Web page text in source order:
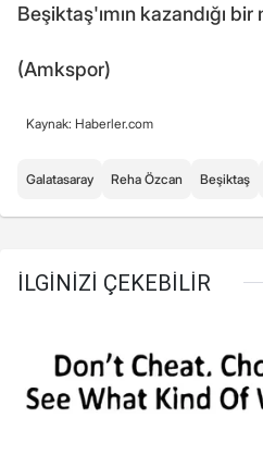
Beşiktaş'ımın kazandığı
(Amkspor)
Kaynak: Haberler.com
Galatasaray Reha Özcan Beşiktaş